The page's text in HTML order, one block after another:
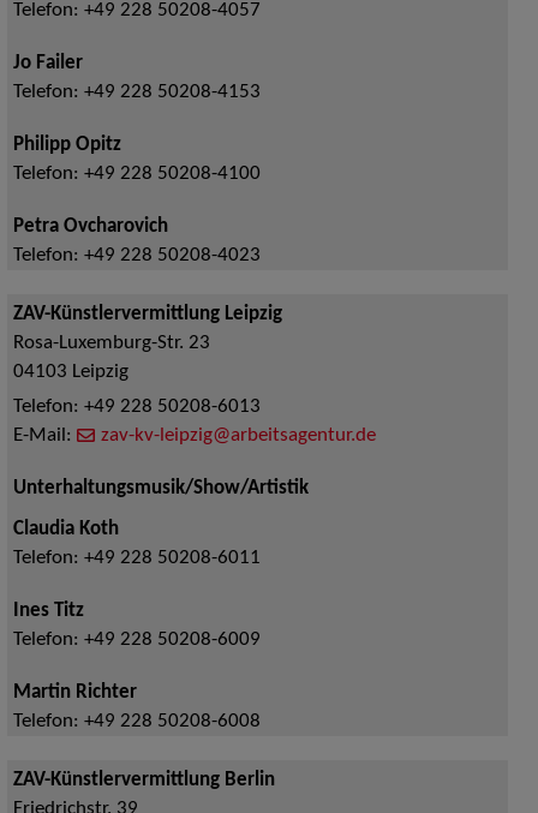
Telefon: +49 228 50208-4057
Jo Failer
Telefon: +49 228 50208-4153
Philipp Opitz
Telefon: +49 228 50208-4100
Petra Ovcharovich
Telefon: +49 228 50208-4023
ZAV-Künstlervermittlung Leipzig
Rosa-Luxemburg-Str. 23
04103 Leipzig
Telefon: +49 228 50208-6013
E-Mail:
zav-kv-leipzig@arbeitsagentur.de
Unterhaltungsmusik/Show/Artistik
Claudia Koth
Telefon: +49 228 50208-6011
Ines Titz
Telefon: +49 228 50208-6009
Martin Richter
Telefon: +49 228 50208-6008
ZAV-Künstlervermittlung Berlin